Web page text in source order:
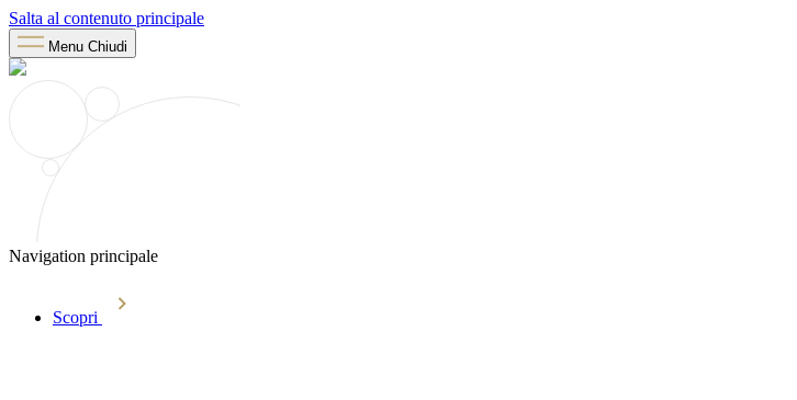
Salta al contenuto principale
Menu Chiudi
Navigation principale
Scopri